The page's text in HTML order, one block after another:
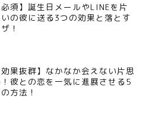
必須】誕生日メールやLINEを片
の彼に送る3つの効果と落とす
！
効果抜群】なかなか会えない片思
！彼との恋を一気に進展させる5
方法！